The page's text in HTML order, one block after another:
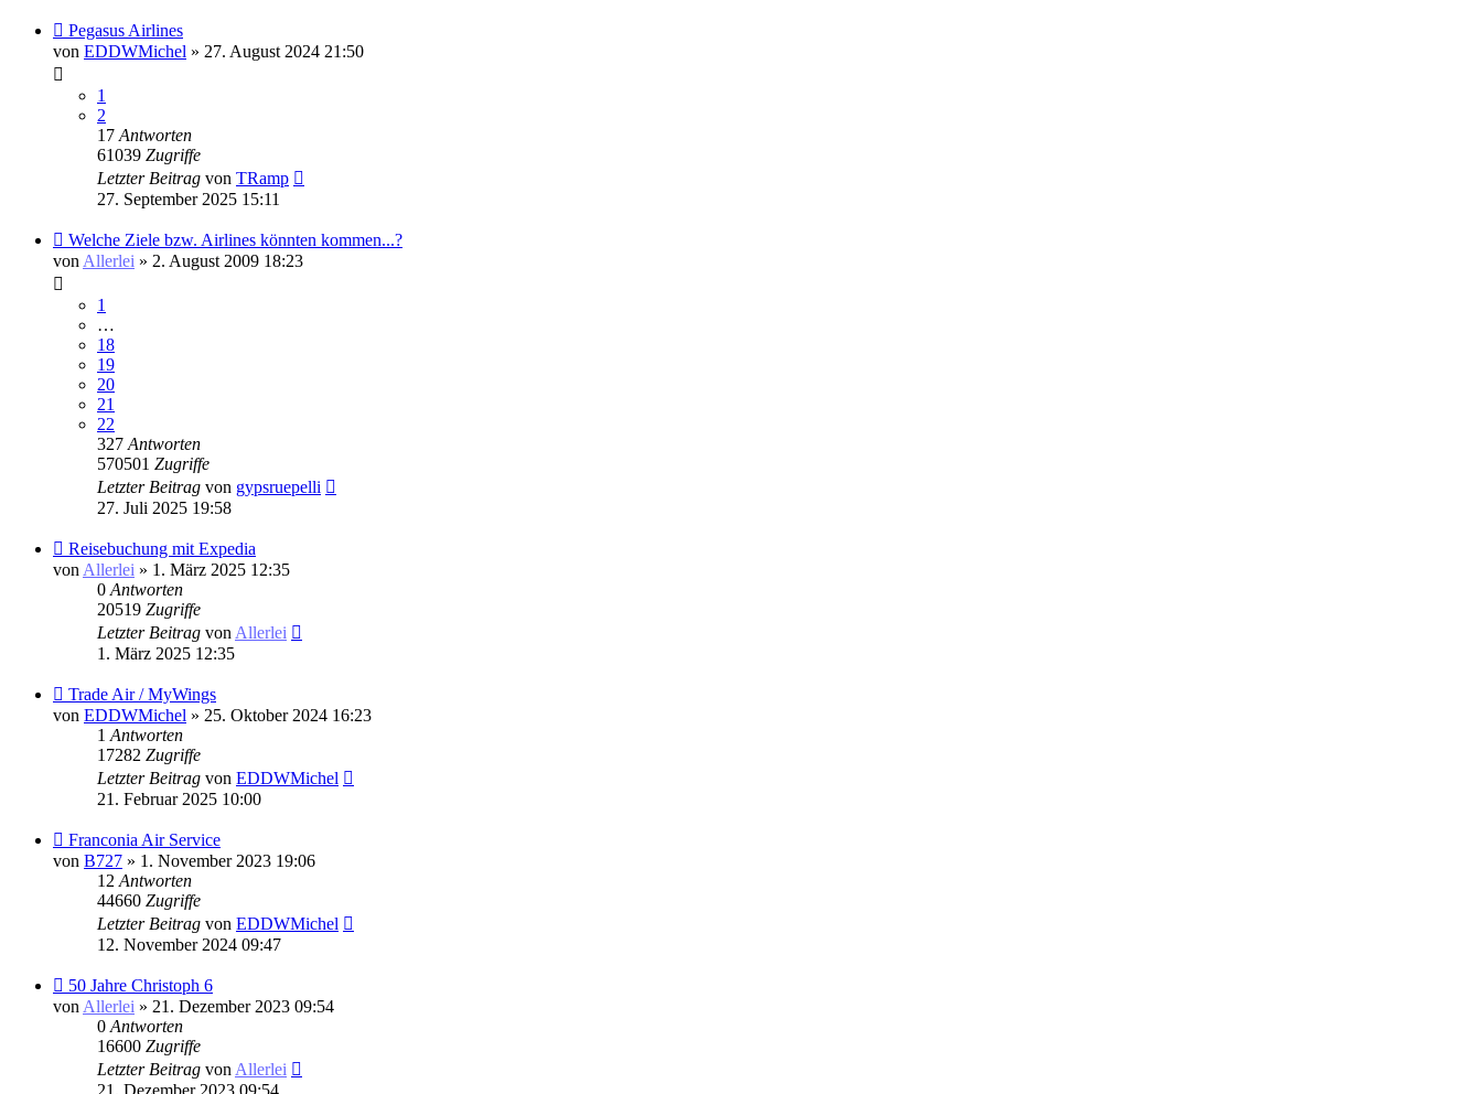
Pegasus Airlines
von EDDWMichel » 27. August 2024 21:50
1
2
17 Antworten
61039 Zugriffe
Letzter Beitrag von TRamp
27. September 2025 15:11
Welche Ziele bzw. Airlines könnten kommen...?
von Allerlei » 2. August 2009 18:23
1
…
18
19
20
21
22
327 Antworten
570501 Zugriffe
Letzter Beitrag von gypsruepelli
27. Juli 2025 19:58
Reisebuchung mit Expedia
von Allerlei » 1. März 2025 12:35
0 Antworten
20519 Zugriffe
Letzter Beitrag von Allerlei
1. März 2025 12:35
Trade Air / MyWings
von EDDWMichel » 25. Oktober 2024 16:23
1 Antworten
17282 Zugriffe
Letzter Beitrag von EDDWMichel
21. Februar 2025 10:00
Franconia Air Service
von B727 » 1. November 2023 19:06
12 Antworten
44660 Zugriffe
Letzter Beitrag von EDDWMichel
12. November 2024 09:47
50 Jahre Christoph 6
von Allerlei » 21. Dezember 2023 09:54
0 Antworten
16600 Zugriffe
Letzter Beitrag von Allerlei
21. Dezember 2023 09:54